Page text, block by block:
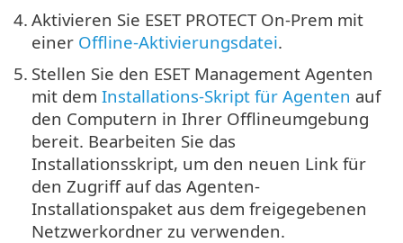
4. Aktivieren Sie ESET PROTECT On-Prem mit
einer Offline-Aktivierungsdatei.
5. Stellen Sie den ESET Management Agenten
mit dem Installations-Skript für Agenten auf
den Computern in Ihrer Offlineumgebung
bereit. Bearbeiten Sie das
Installationsskript, um den neuen Link für
den Zugriff auf das Agenten-
Installationspaket aus dem freigegebenen
Netzwerkordner zu verwenden.